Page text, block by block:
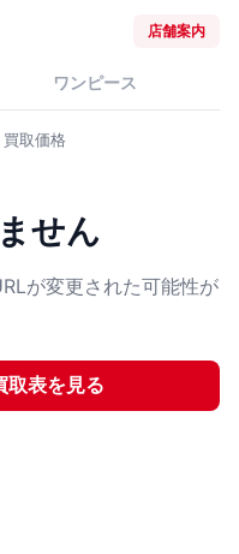
店舗案内
ワンピース
買取価格
せん
が変更された可能性が
取表を見る